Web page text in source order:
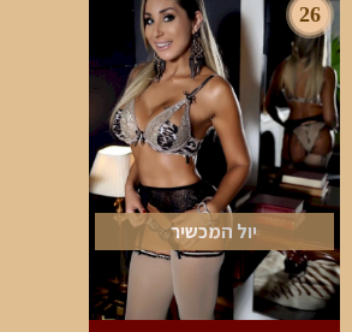
26
יול המכשיר